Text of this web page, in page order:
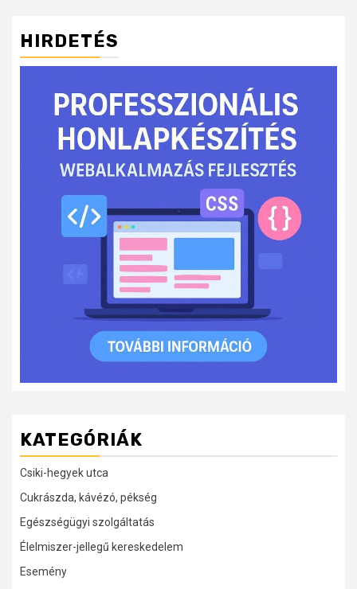
HIRDETÉS
KATEGÓRIÁK
Csiki-hegyek utca
Cukrászda, kávézó, pékség
Egészségügyi szolgáltatás
Élelmiszer-jellegű kereskedelem
Esemény